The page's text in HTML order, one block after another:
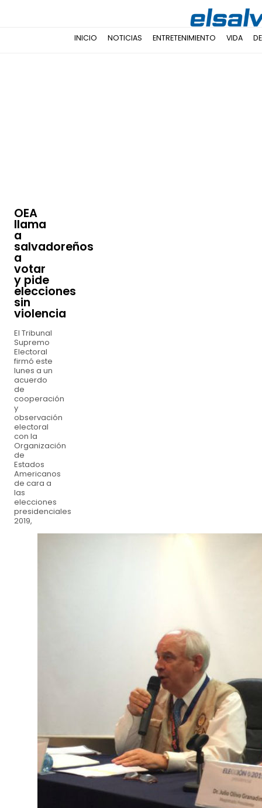
INICIO NOTICIAS ENTRETENIMIENTO VIDA
OEA
llama
a
salvadoreños
a
votar
y pide
elecciones
sin
violencia
El Tribunal
Supremo
Electoral
firmó este
lunes a un
acuerdo
de
cooperación
y
observación
electoral
con la
Organización
de
Estados
Americanos
de cara a
las
elecciones
presidenciales
2019,